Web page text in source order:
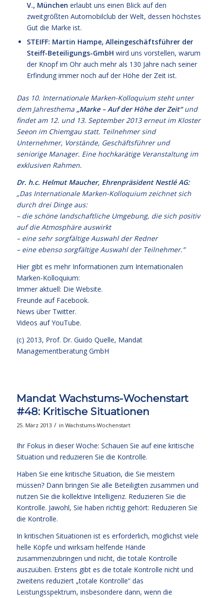
V., München erlaubt uns einen Blick auf den
zweitgrößten Automobilclub der Welt, dessen höchstes
Gut die Marke ist.
STEIFF: Martin Hampe, Alleingeschäftsführer der
Steiff-Beteiligungs-GmbH wird uns vorstellen, warum
der Knopf im Ohr auch mehr als 130 Jahre nach seiner
Erfindung immer noch auf der Höhe der Zeit ist.
Das 10. Internationale Marken-Kolloquium steht unter
dem Jahresthema „Marke – Auf der Höhe der Zeit“und
findet am 12. und 13. September 2013 erneut im Kloster
Seeon im Chiemgau statt. Teilnehmer sind
Unternehmer, Vorstände, Geschäftsführer und
seniorige Manager. Eine hochkarätige Veranstaltung im
exklusiven Rahmen.
Dr. h.c. Helmut Maucher, Ehrenpräsident Nestlé AG:
„Das Internationale Marken-Kolloquium zeichnet sich
durch drei Dinge aus:
– die schöne landschaftliche Umgebung, die sich positiv
auf die Atmosphäre auswirkt
– eine sehr sorgfältige Auswahl der Redner
– eine ebenso sorgfältige Auswahl der Teilnehmer.”
Hier gibt es mehr Informationen zum Internationalen
Marken-Kolloquium:
Immer aktuell: Die Website.
Freunde auf Facebook.
News über Twitter.
Videos auf YouTube.
(c) 2013, Prof. Dr. Guido Quelle, Mandat
Managementberatung GmbH
Mandat Wachstums-Wochenstart
#48: Kritische Situationen
25. März 2013 / in Wachstums-Wochenstart
Ihr Fokus in dieser Woche: Schauen Sie auf eine kritische
Situation und reduzieren Sie die Kontrolle.
Haben Sie eine kritische Situation, die Sie meistern
müssen? Dann bringen Sie alle Beteiligten zusammen und
nutzen Sie die kollektive Intelligenz. Reduzieren Sie die
Kontrolle. Jawohl, Sie haben richtig gehört: Reduzieren Sie
die Kontrolle.
In kritischen Situationen ist es erforderlich, möglichst viele
helle Köpfe und wirksam helfende Hände
zusammenzubringen und nicht, die totale Kontrolle
auszuüben. Erstens gibt es die totale Kontrolle nicht und
zweitens reduziert „totale Kontrolle“ das
Leistungsspektrum, insbesondere dann, wenn die